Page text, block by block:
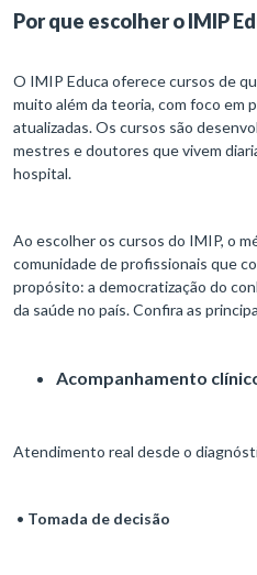
Por que escolher o IMIP
O IMIP Educa oferece cursos de
muito além da teoria, com foco em
atualizadas. Os cursos são
mestres e doutores que vivem
hospital.
Ao escolher os cursos do IMIP, o
comunidade de profissionais que
propósito: a democratização do
da saúde no país. Confira as
Acompanhamento
Atendimento real desde o
• Tomada de decisão